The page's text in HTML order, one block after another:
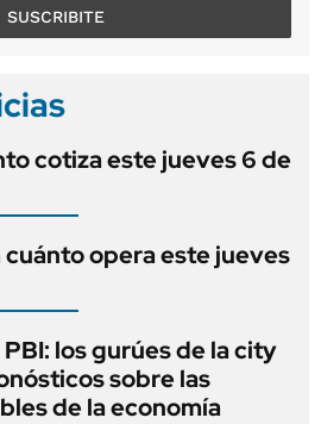
SUSCRIBITE
cotiza este jueves 6 de
cuánto opera este jueves
los gurúes de la city
sobre las
de la economía